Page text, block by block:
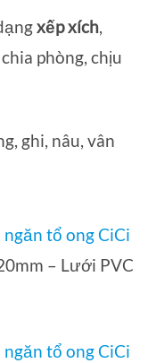
xếp xích,
phòng, chịu
ghi, nâu, vân
– Lưới PVC